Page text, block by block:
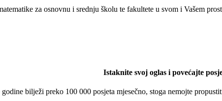
za osnovnu i srednju školu te fakultete u svom i Vašem
Istaknite svoj oglas i povećajte
bilježi preko 100 000 posjeta mjesečno, stoga nemojte